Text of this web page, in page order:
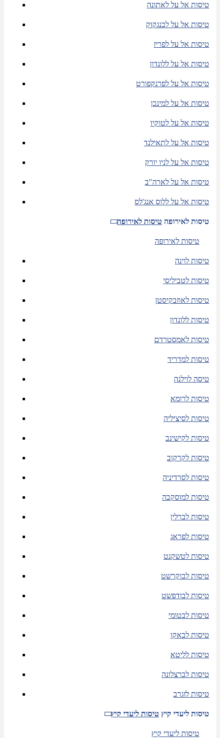
טיסות אל על לאתונה
טיסות אל על לבנגקוק
טיסות אל על לפריז
טיסות אל על ללונדון
טיסות אל על לפרנקפורט
טיסות אל על למינכן
טיסות אל על לטוקיו
טיסות אל על לתאילנד
טיסות אל על לניו יורק
טיסות אל על לארה"ב
טיסות אל על ללוס אנג'לס
טיסות לאירופה טיסות לאירופה
טיסות לאירופה
טיסות לוינה
טיסות לטביליסי
טיסות לאוזבקיסטן
טיסות ללונדון
טיסות לאמסטרדם
טיסות למדריד
טיסה לוילנה
טיסות לרומא
טיסות לסיציליה
טיסות לקישינב
טיסות לקרקוב
טיסות לסרדיניה
טיסות למוסקבה
טיסות לברלין
טיסות לפראג
טיסות לטשקנט
טיסות לבוקרשט
טיסות לבודפשט
טיסות לבטומי
טיסות לבאקו
טיסות לליטא
טיסות לברצלונה
טיסות לזגרב
טיסות ליעדי קיץ טיסות ליעדי קיץ
טיסות ליעדי קיץ